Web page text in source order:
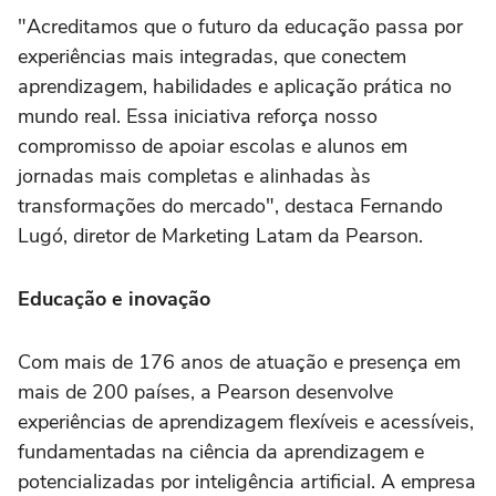
"Acreditamos que o futuro da educação passa por
experiências mais integradas, que conectem
aprendizagem, habilidades e aplicação prática no
mundo real. Essa iniciativa reforça nosso
compromisso de apoiar escolas e alunos em
jornadas mais completas e alinhadas às
transformações do mercado", destaca Fernando
Lugó, diretor de Marketing Latam da Pearson.
Educação e inovação
Com mais de 176 anos de atuação e presença em
mais de 200 países, a Pearson desenvolve
experiências de aprendizagem flexíveis e acessíveis,
fundamentadas na ciência da aprendizagem e
potencializadas por inteligência artificial. A empresa